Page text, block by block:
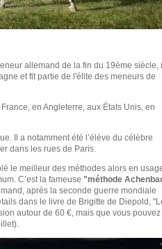
allemand de la fin du 19ème siècle, il
et fit partie de l'élite des meneurs de
en Angleterre, aux États Unis, en
Il a notamment été l’élève du célèbre
dans les rues de Paris.
le meilleur des méthodes alors en
C’est la fameuse "méthode
après la seconde guerre mondiale
dans le livre de Brigitte de Diepold,
autour de 60 €, mais que vous pouvez